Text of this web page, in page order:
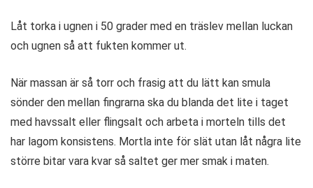
Låt torka i ugnen i 50 grader med en träslev mellan luckan
och ugnen så att fukten kommer ut.
När massan är så torr och frasig att du lätt kan smula
sönder den mellan fingrarna ska du blanda det lite i taget
med havssalt eller flingsalt och arbeta i morteln tills det
har lagom konsistens. Mortla inte för slät utan låt några lite
större bitar vara kvar så saltet ger mer smak i maten.